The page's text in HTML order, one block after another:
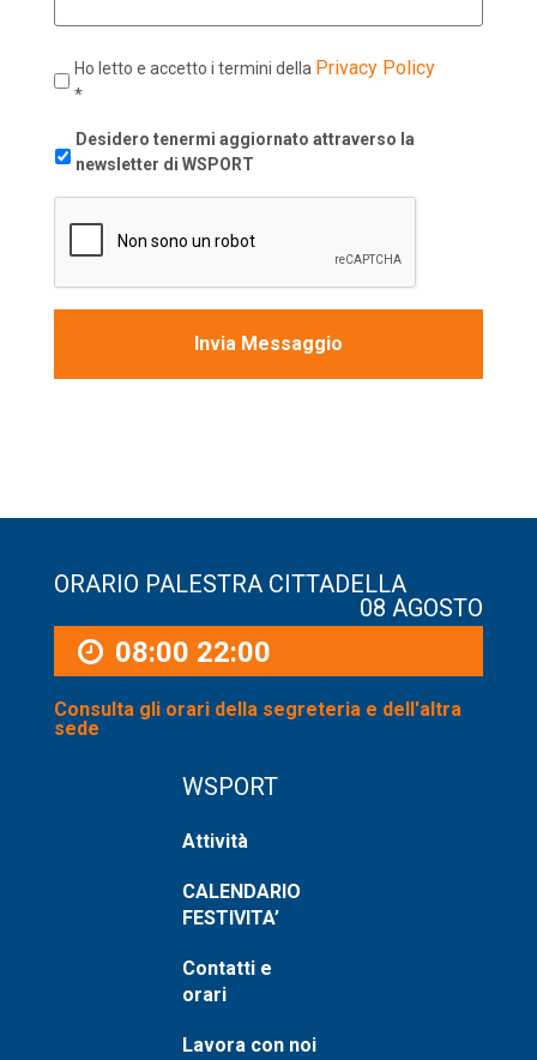
Ho letto e accetto i termini della Privacy Policy
*
newsletter
Desidero tenermi aggiornato attraverso la
newsletter di WSPORT
ORARIO PALESTRA CITTADELLA
08 AGOSTO
08:00 22:00
Consulta gli orari della segreteria e dell'altra
sede
WSPORT
Attività
CALENDARIO
FESTIVITA’
Contatti e
orari
Lavora con noi